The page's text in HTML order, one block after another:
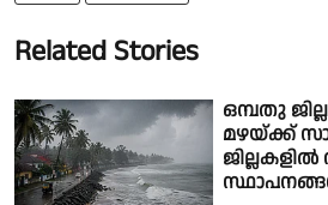
Related Stories
ഒമ്പതു
മഴയ്ക്ക്
ജില്ലകളില്‍